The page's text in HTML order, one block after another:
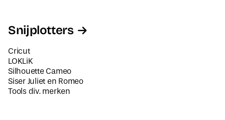
Snijplotters
Cricut
LOKLiK
Silhouette Cameo
Siser Juliet en Romeo
Tools div. merken